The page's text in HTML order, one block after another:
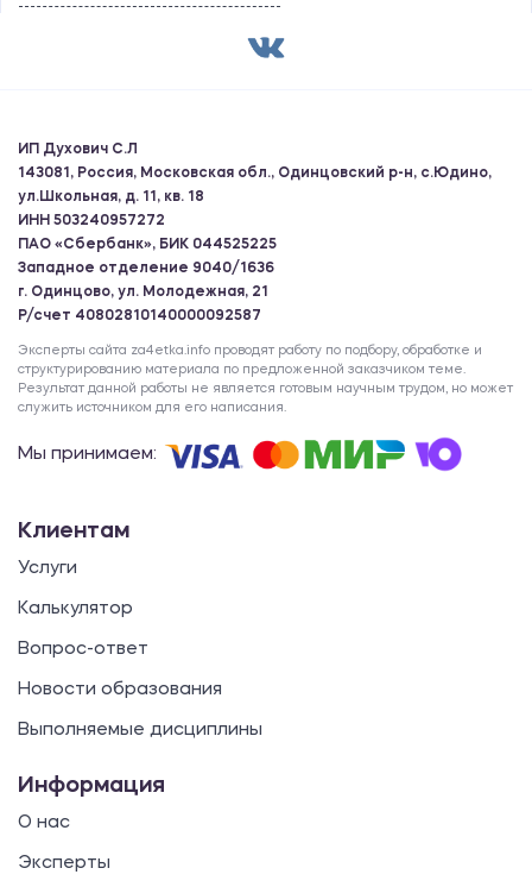
ИП Духович С.Л
143081, Россия, Московская обл., Одинцовский р-н, с.Юдино,
ул.Школьная, д. 11, кв. 18
ИНН 503240957272
ПАО «Сбербанк», БИК 044525225
Западное отделение 9040/1636
г. Одинцово, ул. Молодежная, 21
Р/счет 40802810140000092587
Эксперты сайта za4etka.info проводят работу по подбору, обработке и
структурированию материала по предложенной заказчиком теме.
Результат данной работы не является готовым научным трудом, но может
служить источником для его написания.
Мы принимаем:
Клиентам
Услуги
Калькулятор
Вопрос-ответ
Новости образования
Выполняемые дисциплины
Информация
О нас
Эксперты